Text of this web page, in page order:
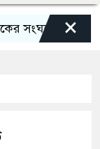
নিহত ২×